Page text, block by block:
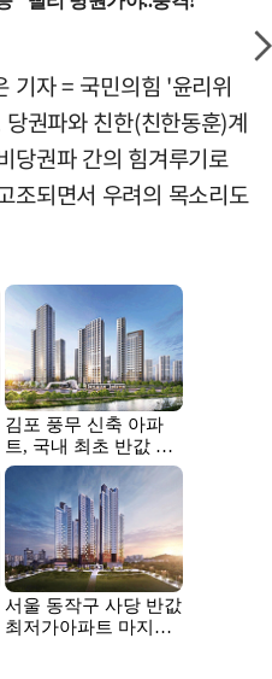
기자 = 국민의힘 '윤리위
권파와 친한(친한동훈)계
당권파 간의 힘겨루기로
조되면서 우려의 목소리도